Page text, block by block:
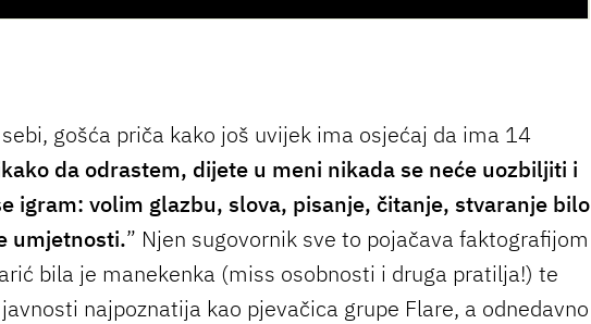
gošća priča kako još uvijek ima osjećaj da ima 14
da odrastem, dijete u meni nikada se neće uozbiljiti i
igram: volim glazbu, slova, pisanje, čitanje, stvaranje bilo
umjetnosti.” Njen sugovornik sve to pojačava faktografijom
bila je manekenka (miss osobnosti i druga pratilja!) te
najpoznatija kao pjevačica grupe Flare, a odnedavno